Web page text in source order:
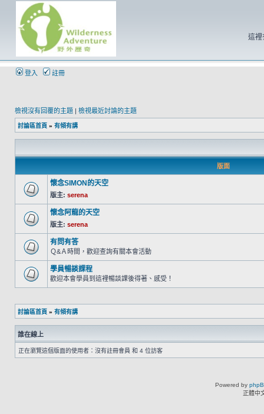
這裡
登入 註冊
檢視沒有回覆的主題 | 檢視最近討論的主題
討論區首頁 » 有傾有講
版面
懷念SIMON的天空
版主: serena
懷念阿龍的天空
版主: serena
有問有答
Ｑ&Ａ時間，歡迎查詢有關本會活動
學員暢談課程
歡迎本會學員到這裡暢談課後得著、感受！
討論區首頁 » 有傾有講
誰在線上
正在瀏覽這個版面的使用者：沒有註冊會員 和 4 位訪客
Powered by
正體中